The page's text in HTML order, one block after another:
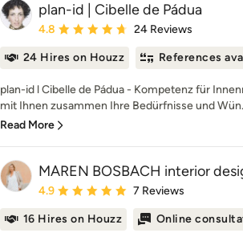
plan-id | Cibelle de Pádua
Average rating: 4.8 out of 5 stars
4.8 24 Reviews
24 Hires on Houzz References
plan-id l Cibelle de Pádua - Kompetenz für
mit Ihnen zusammen Ihre Bedürfnisse und
Read More
MAREN BOSBACH interior
Average rating: 4.9 out of 5 stars
4.9 7 Reviews
16 Hires on Houzz Online